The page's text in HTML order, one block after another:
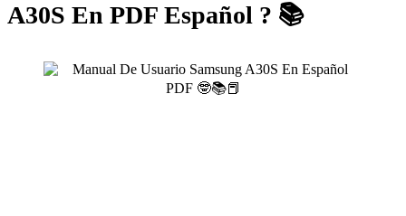
A30S En PDF Español ? 📚